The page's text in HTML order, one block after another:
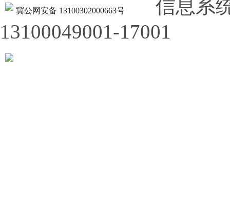
冀公网安备 13100302000663号
信息系
13100049001-17001